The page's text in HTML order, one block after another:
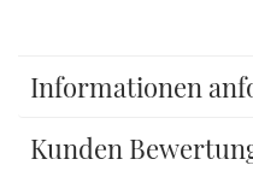
Informationen
Kunden